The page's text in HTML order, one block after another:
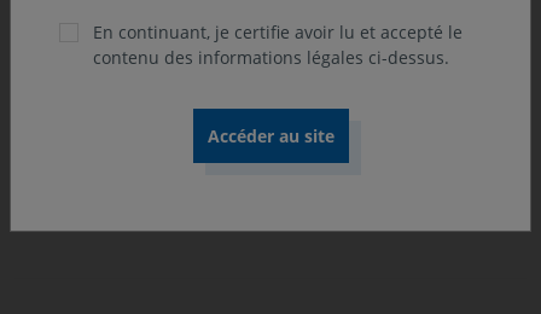
soient publics ou privés. »
En continuant, je certifie avoir lu et accepté le
contenu des informations légales ci-dessus.